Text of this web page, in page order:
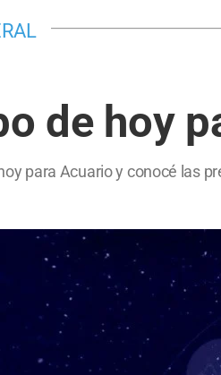
de hoy
para Acuario y conocé las